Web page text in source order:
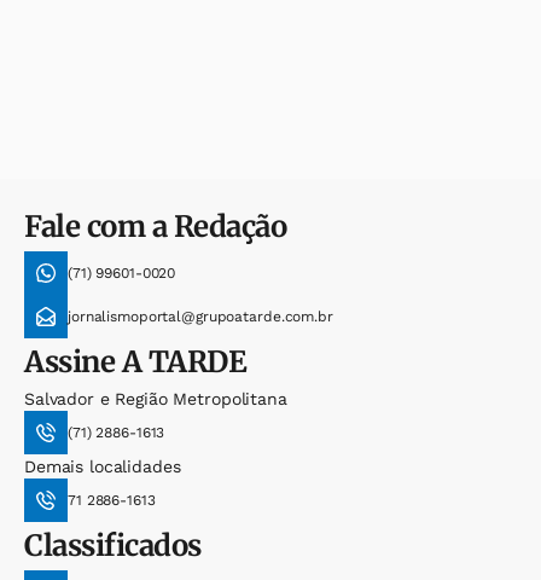
Fale com a Redação
(71) 99601-0020
jornalismoportal@grupoatarde.com.br
AssineA TARDE
Salvador e Região Metropolitana
(71) 2886-1613
Demais localidades
71 2886-1613
Classificados